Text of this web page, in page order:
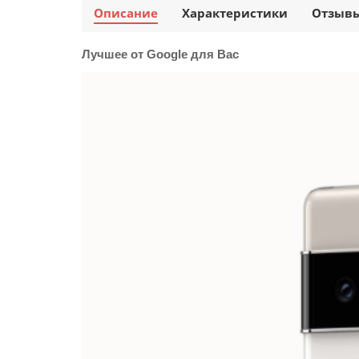
Описание Характеристики
Лучшее от Google для Вас